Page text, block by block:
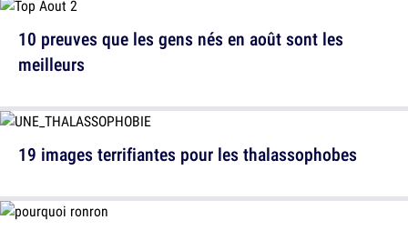
10 preuves que les gens nés en août sont les
meilleurs
19 images terrifiantes pour les thalassophobes